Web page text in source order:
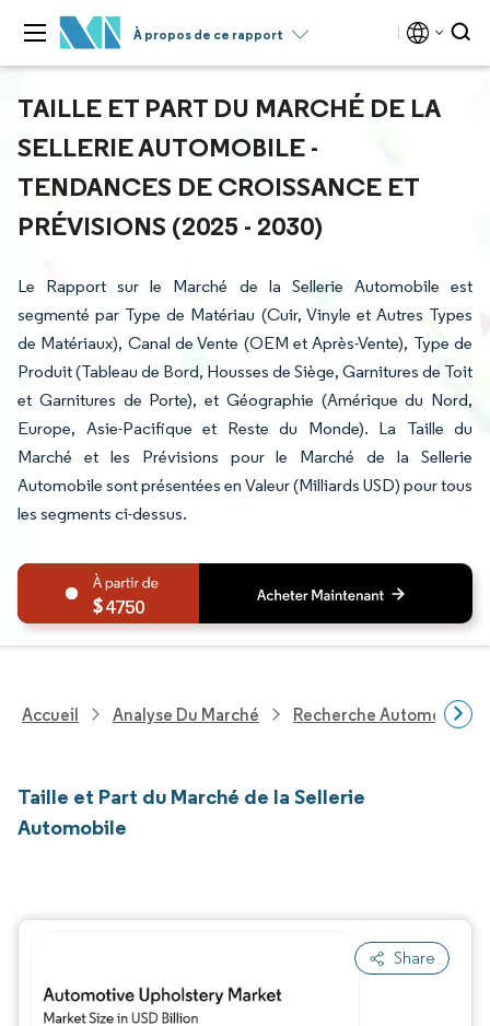
À propos de ce rapport
TAILLE ET PART DU MARCHÉ DE LA
SELLERIE AUTOMOBILE -
TENDANCES DE CROISSANCE ET
PRÉVISIONS (2025 - 2030)
Le Rapport sur le Marché de la Sellerie Automobile est
segmenté par Type de Matériau (Cuir, Vinyle et Autres Types
de Matériaux), Canal de Vente (OEM et Après-Vente), Type de
Produit (Tableau de Bord, Housses de Siège, Garnitures de Toit
et Garnitures de Porte), et Géographie (Amérique du Nord,
Europe, Asie-Pacifique et Reste du Monde). La Taille du
Marché et les Prévisions pour le Marché de la Sellerie
Automobile sont présentées en Valeur (Milliards USD) pour tous
les segments ci-dessus.
4750
Accueil Analyse Du Marché Recherche Automobile
Taille et Part du Marché de la Sellerie
Automobile
Share